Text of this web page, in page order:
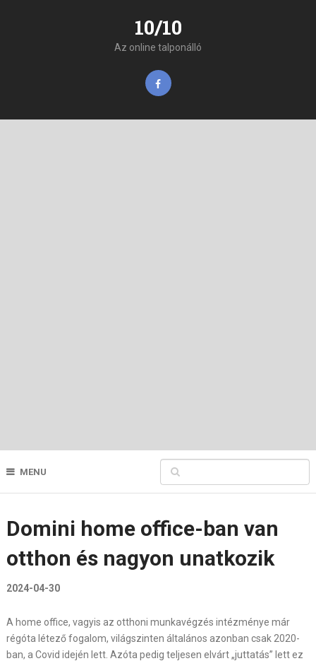
10/10
Az online talponálló
MENU
Domini home office-ban van
otthon és nagyon unatkozik
2024-04-30
A home office, vagyis az otthoni munkavégzés intézménye már
régóta létező fogalom, világszinten általános azonban csak 2020-
ban, a Covid idején lett. Azóta pedig teljesen elvárt „juttatás” lett ez